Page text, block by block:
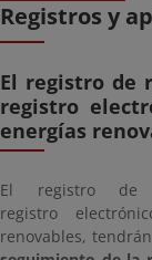
Registros y
El registro de
registro
energías
El registro de
registro
renovables,